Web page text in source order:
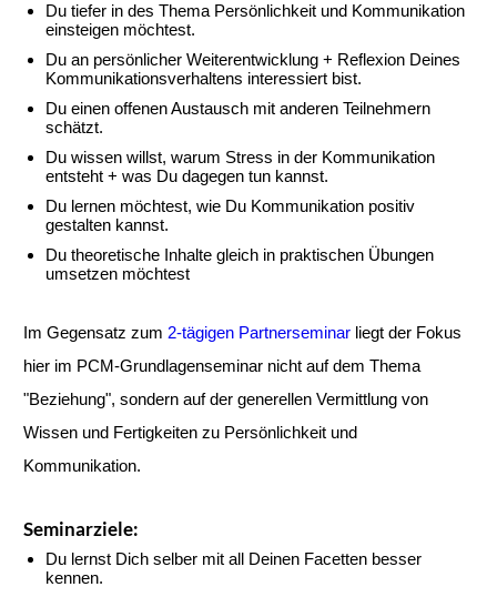
Du tiefer in des Thema Persönlichkeit und Kommunikation
einsteigen möchtest.
Du an persönlicher Weiterentwicklung + Reflexion Deines
Kommunikationsverhaltens interessiert bist.
Du einen offenen Austausch mit anderen Teilnehmern
schätzt.
Du wissen willst, warum Stress in der Kommunikation
entsteht + was Du dagegen tun kannst.
Du lernen möchtest, wie Du Kommunikation positiv
gestalten kannst.
Du theoretische Inhalte gleich in praktischen Übungen
umsetzen möchtest
Im Gegensatz zum 2-tägigen Partnerseminar liegt der Fokus
hier im PCM-Grundlagenseminar nicht auf dem Thema
"Beziehung", sondern auf der generellen Vermittlung von
Wissen und Fertigkeiten zu Persönlichkeit und
Kommunikation.
Seminarziele:
Du lernst Dich selber mit all Deinen Facetten besser
kennen.